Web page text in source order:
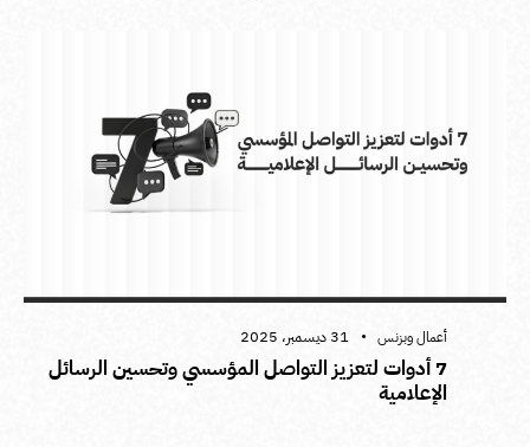
أعمال وبزنس 31 ديسمبر، 2025
7 أدوات لتعزيز التواصل المؤسسي وتحسين الرسائل
الإعلامية